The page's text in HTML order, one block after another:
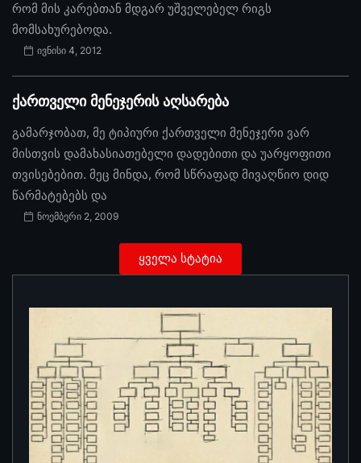
რომ მის კარებთან მდგარ უშველებელ რიგს
მომსახურებოდა.
ივნისი 4, 2012
ქართველი მენეჯერის აღსარება
გამარჯობათ, მე ტიპიური ქართველი მენეჯერი ვარ
მისთვის დამახასიათებელი დადებითი და უარყოფითი
თვისებებით. მეც მინდა, რომ სწრაფად მივაღწიო დიდ
წარმატებებს და
ნოემბერი 2, 2009
ყველა სტატია